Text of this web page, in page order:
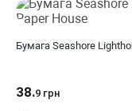
Бумага Seashore
38.9 грн